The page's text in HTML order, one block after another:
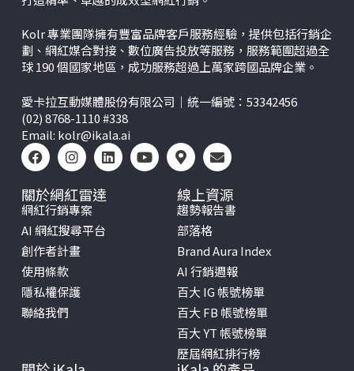
Kolr 專業團隊擁有豐富品牌客戶服務經驗，提供包括行銷企
劃、網紅媒合對接、數位廣告投放等服務，服務範圍超過全
球 190 個國家地區，成功服務超過上萬家跨國品牌企業。
愛卡拉互動媒體股份有限公司｜統一編號：53342456
(02) 8768-1110 #338
Email: kolr@ikala.ai
關於網紅雷達
網紅行銷專案
AI 網紅搜尋平台
創作者計畫
使用條款
隱私權保護
聯絡我們
線上資源
趨勢報告書
部落格
Brand Aura Index
AI 行銷週報
百大 IG 帳號榜單
百大 FB 帳號榜單
百大 YT 帳號榜單
歷屆網紅排行榜